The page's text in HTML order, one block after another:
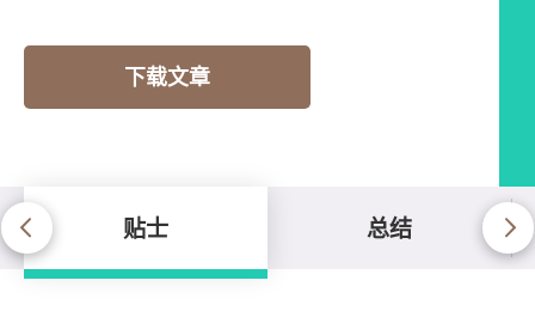
下载文章
贴士 总结
贴士